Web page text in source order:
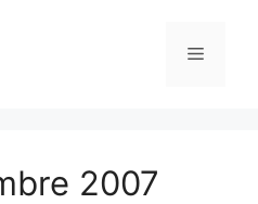
Menú
2007